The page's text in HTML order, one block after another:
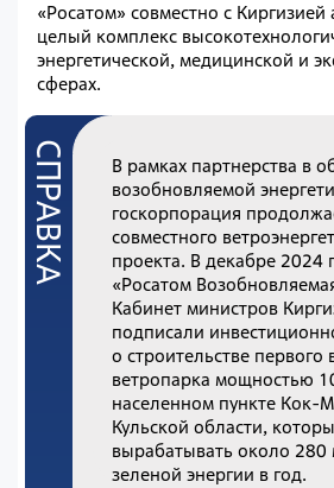
«Росатом» совместно с Киргизией
целый комплекс
энергетической, медицинской и
сферах.
В рамках партнерства в
возобновляемой
госкорпорация
совместного
проекта. В декабре 2024
«Росатом
Кабинет министров
подписали
о строительстве первого
ветропарка мощностью
населенном пункте Кок-
Кульской области,
вырабатывать около 280
зеленой энергии в год.